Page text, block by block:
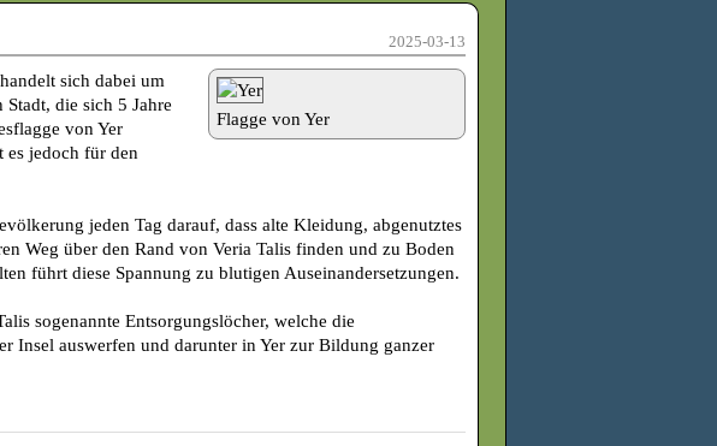
2025-03-13
Flagge von Yer
sich dabei um
die sich 5 Jahre
von Yer
es jedoch für den
jeden Tag darauf, dass alte Kleidung, abgenutztes
Weg über den Rand von Veria Talis finden und zu Boden
führt diese Spannung zu blutigen Auseinandersetzungen.
sogenannte Entsorgungslöcher, welche die
Insel auswerfen und darunter in Yer zur Bildung ganzer